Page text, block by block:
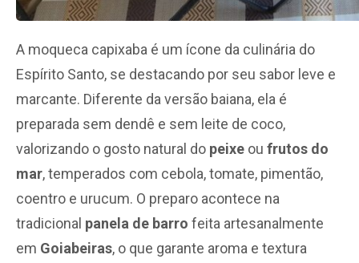
A moqueca capixaba é um ícone da culinária do
Espírito Santo, se destacando por seu sabor leve e
marcante. Diferente da versão baiana, ela é
preparada sem dendê e sem leite de coco,
valorizando o gosto natural do peixe ou frutos do
mar, temperados com cebola, tomate, pimentão,
coentro e urucum. O preparo acontece na
tradicional panela de barro feita artesanalmente
em Goiabeiras, o que garante aroma e textura